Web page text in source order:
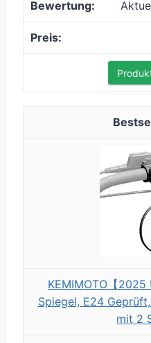
KEMIMOTO【
Spiegel, E24
mit 2